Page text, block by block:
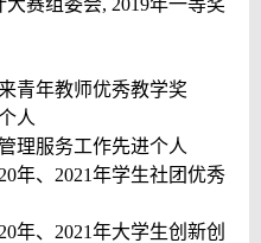
赛组委会, 2019年一等奖
青年教师优秀教学奖
人
理服务工作先进个人
年、2021年学生社团优秀
年、2021年大学生创新创